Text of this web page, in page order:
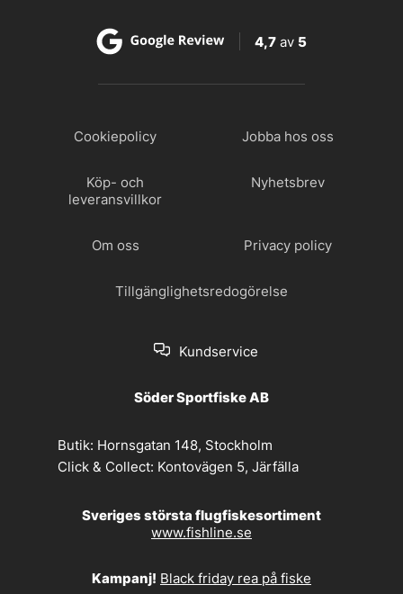
4,7 av 5
Cookiepolicy Jobba hos oss
Köp- och
leveransvillkor
Nyhetsbrev
Om oss Privacy policy
Tillgänglighetsredogörelse
Kundservice
Söder Sportfiske AB
Butik: Hornsgatan 148, Stockholm
Click & Collect: Kontovägen 5, Järfälla
Sveriges största flugfiskesortiment
www.fishline.se
Kampanj! Black friday rea på fiske